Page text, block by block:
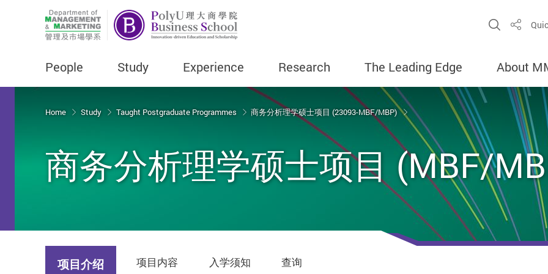
Open
Share
People Study Experience Research The Leading Edge About
Home Study Taught Postgraduate Programmes 商务分析理学硕士项目 (23093-MBF/MBP)
商务分析理学硕士项目 (MBF/
项目介绍 项目内容 入学须知 查询